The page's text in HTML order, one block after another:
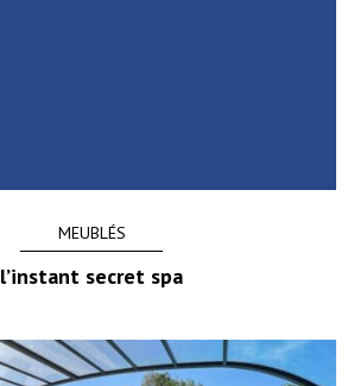
MEUBLÉS
l’instant secret spa